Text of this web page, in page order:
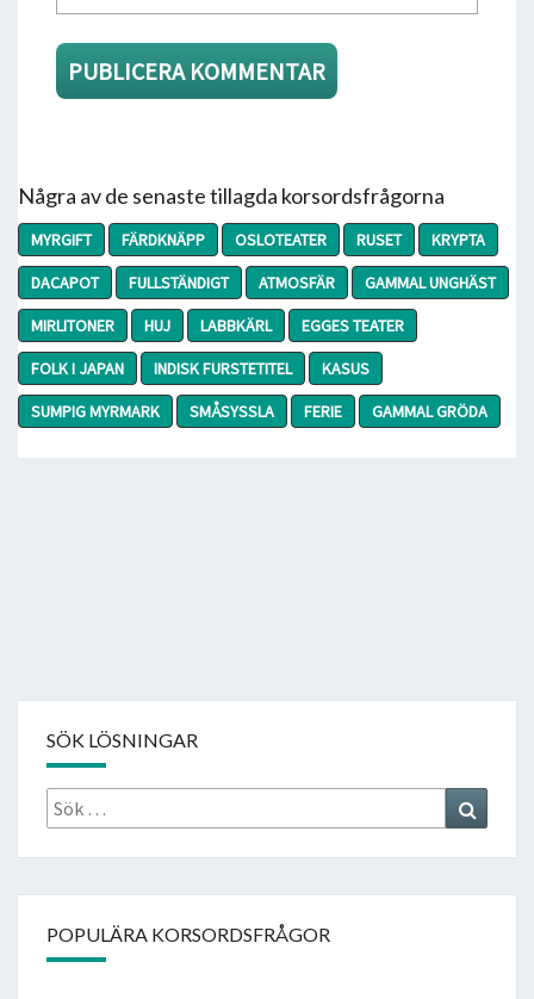
Några av de senaste tillagda korsordsfrågorna
MYRGIFT FÄRDKNÄPP OSLOTEATER RUSET
KRYPTA
DACAPOT
FULLSTÄNDIGT ATMOSFÄR
GAMMAL UNGHÄST
MIRLITONER
HUJ LABBKÄRL
EGGES TEATER
FOLK I JAPAN
INDISK FURSTETITEL
KASUS
SUMPIG MYRMARK
SMÅSYSSLA FERIE GAMMAL GRÖDA
SÖK LÖSNINGAR
Sök
efter:
POPULÄRA KORSORDSFRÅGOR